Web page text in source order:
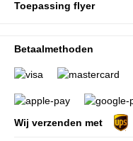
Toepassing flyer
Betaalmethoden
Wij verzenden met